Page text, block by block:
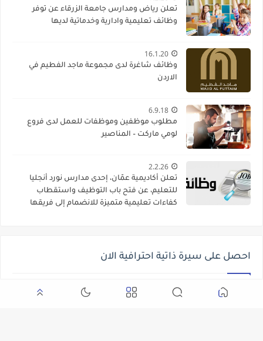
تعلن رياض ومدارس جامعة الزرقاء عن توفر
وظائف تعليمية وادارية وخدماتية لديها
16.1.20
وظائف شاغرة لدى مجموعة ماجد الفطيم في
الاردن
6.9.18
مطلوب موظفين وموظفات للعمل لدى فروع
لومي ماركت – المناصير
2.2.26
تعلن أكاديمية عمّان، إحدى مدارس نورد أنجليا
للتعليم، عن فتح باب التوظيف واستقطاب
كفاءات تعليمية متميزة للانضمام إلى فريقها
احصل على سيرة ذاتية احترافية الان